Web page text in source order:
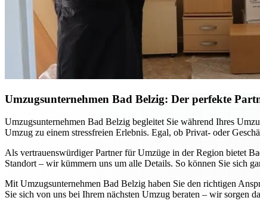
Umzugsunternehmen Bad Belzig: Der perfekte
Umzugsunternehmen Bad Belzig begleitet Sie während Ihres
Umzug zu einem stressfreien Erlebnis. Egal, ob Privat- oder
Als vertrauenswürdiger Partner für Umzüge in der Region bietet
Standort – wir kümmern uns um alle Details. So können Sie sich
Mit Umzugsunternehmen Bad Belzig haben Sie den richtigen
Sie sich von uns bei Ihrem nächsten Umzug beraten – wir sorgen